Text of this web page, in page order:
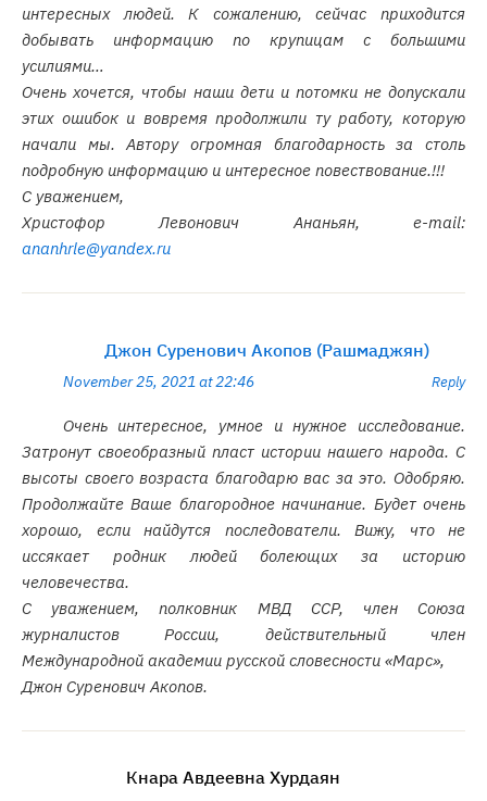
интересных людей. К сожалению, сейчас приходится
добывать информацию по крупицам с большими
усилиями…
Очень хочется, чтобы наши дети и потомки не допускали
этих ошибок и вовремя продолжили ту работу, которую
начали мы. Автору огромная благодарность за столь
подробную информацию и интересное повествование.!!!
С уважением,
Христофор Левонович Ананьян, e-mail:
ananhrle@yandex.ru
Джон Суренович Акопов (Рашмаджян)
November 25, 2021 at 22:46 Reply
Очень интересное, умное и нужное исследование.
Затронут своеобразный пласт истории нашего народа. С
высоты своего возраста благодарю вас за это. Одобряю.
Продолжайте Ваше благородное начинание. Будет очень
хорошо, если найдутся последователи. Вижу, что не
иссякает родник людей болеющих за историю
человечества.
С уважением, полковник МВД ССР, член Союза
журналистов России, действительный член
Международной академии русской словесности «Марс»,
Джон Суренович Акопов.
Кнара Авдеевна Хурдаян